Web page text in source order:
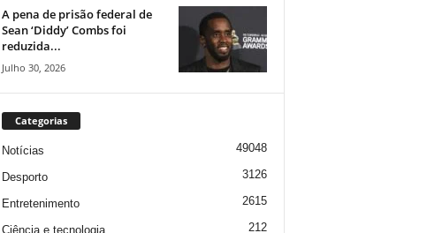
A pena de prisão federal de
Sean ‘Diddy’ Combs foi
reduzida...
Julho 30, 2026
Categorias
Notícias 49048
Desporto 3126
Entretenimento 2615
Ciência e tecnologia 212